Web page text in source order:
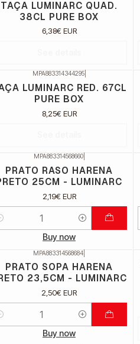
TAÇA LUMINARC QUAD.
38CL PURE BOX
6,38€ EUR
MPA883314344295|
LUMINARC RED. 67CL
PURE BOX
8,25€ EUR
MPA883314568660|
PRATO RASO HARENA
25CM - LUMINARC
2,19€ EUR
Buy now
MPA883314568684
PRATO SOPA HARENA
23,5CM - LUMINARC
2,50€ EUR
Buy now